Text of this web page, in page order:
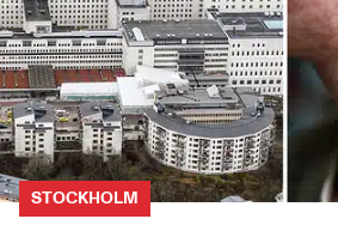
STOCKHOLM